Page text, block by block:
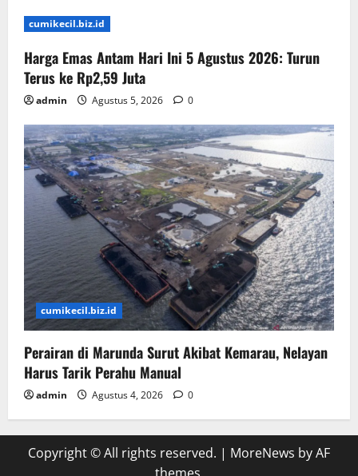
cumikecil.biz.id
Harga Emas Antam Hari Ini 5 Agustus 2026: Turun
Terus ke Rp2,59 Juta
admin Agustus 5, 2026 0
cumikecil.biz.id
Perairan di Marunda Surut Akibat Kemarau, Nelayan
Harus Tarik Perahu Manual
admin Agustus 4, 2026 0
Copyright © All rights reserved. | MoreNews by AF